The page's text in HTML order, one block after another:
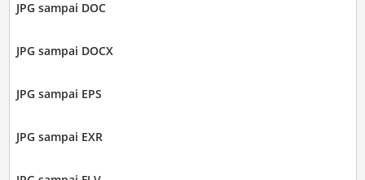
JPG sampai DOC
JPG sampai DOCX
JPG sampai EPS
JPG sampai EXR